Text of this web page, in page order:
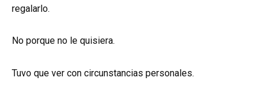
regalarlo.
No porque no le quisiera.
Tuvo que ver con circunstancias personales.